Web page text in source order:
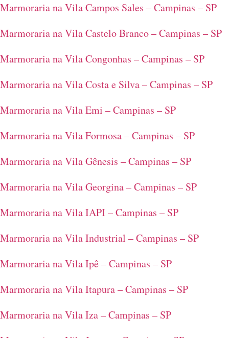
Marmoraria na Vila Campos Sales – Campinas – SP
Marmoraria na Vila Castelo Branco – Campinas – SP
Marmoraria na Vila Congonhas – Campinas – SP
Marmoraria na Vila Costa e Silva – Campinas – SP
Marmoraria na Vila Emi – Campinas – SP
Marmoraria na Vila Formosa – Campinas – SP
Marmoraria na Vila Gênesis – Campinas – SP
Marmoraria na Vila Georgina – Campinas – SP
Marmoraria na Vila IAPI – Campinas – SP
Marmoraria na Vila Industrial – Campinas – SP
Marmoraria na Vila Ipê – Campinas – SP
Marmoraria na Vila Itapura – Campinas – SP
Marmoraria na Vila Iza – Campinas – SP